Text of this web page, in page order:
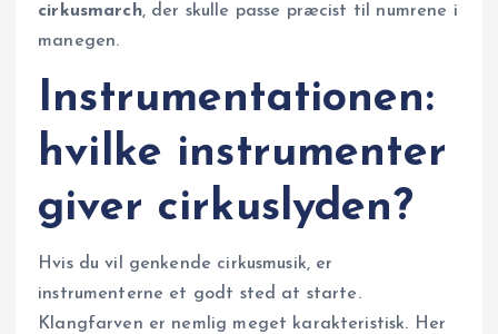
cirkusmarch, der skulle passe præcist til numrene i
manegen.
Instrumentationen:
hvilke instrumenter
giver cirkuslyden?
Hvis du vil genkende cirkusmusik, er
instrumenterne et godt sted at starte.
Klangfarven er nemlig meget karakteristisk. Her